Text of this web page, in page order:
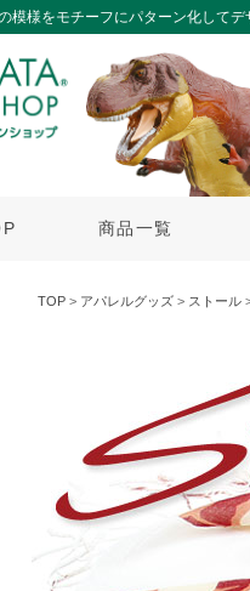
模様をモチーフにパターン化して
商品一覧
TOP > アパレルグッズ > ストール